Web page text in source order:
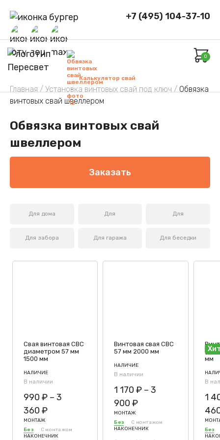
Калькулятор свай
+7 (495) 104-37-10
0
Главная / Установка винтовых свай под ключ / Обвязка
винтовых свай швеллером
Обвязка винтовых свай
швеллером
Заказать
Для дома Для Для
Для забора Для гаража Для беседки
Свая винтовая СВС
диаметром 57 мм
1500 мм
НАЛИЧИЕ
В наличии
990 ₽ – 3
360 ₽
МОНТАЖ
Без
С монтажом
НАКОНЕЧНИК
Винтовая свая СВС
57 мм 2000 мм
НАЛИЧИЕ
В наличии
1 170₽ –3
900₽
МОНТАЖ
Без
С монтажом
НАКОНЕЧНИК
мм
В
1
Без